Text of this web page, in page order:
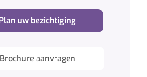
Plan uw bezichtiging
Brochure aanvragen